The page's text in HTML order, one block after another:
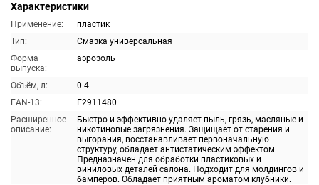
Характеристики
Применение:
пластик
Тип:
Смазка универсальная
Форма
выпуска:
аэрозоль
Объём, л:
0.4
EAN-13:
F2911480
Расширенное
описание:
Быстро и эффективно удаляет пыль, грязь, масляные и
никотиновые загрязнения. Защищает от старения и
выгорания, восстанавливает первоначальную
структуру, обладает антистатическим эффектом.
Предназначен для обработки пластиковых и
виниловых деталей салона. Подходит для молдингов и
бамперов. Обладает приятным ароматом клубники.